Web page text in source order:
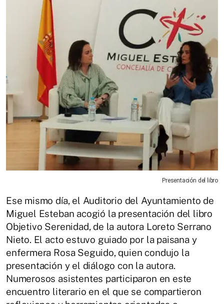
Presentación del libro
Ese mismo día, el Auditorio del Ayuntamiento de
Miguel Esteban acogió la presentación del libro
Objetivo Serenidad, de la autora Loreto Serrano
Nieto. El acto estuvo guiado por la paisana y
enfermera Rosa Seguido, quien condujo la
presentación y el diálogo con la autora.
Numerosos asistentes participaron en este
encuentro literario en el que se compartieron